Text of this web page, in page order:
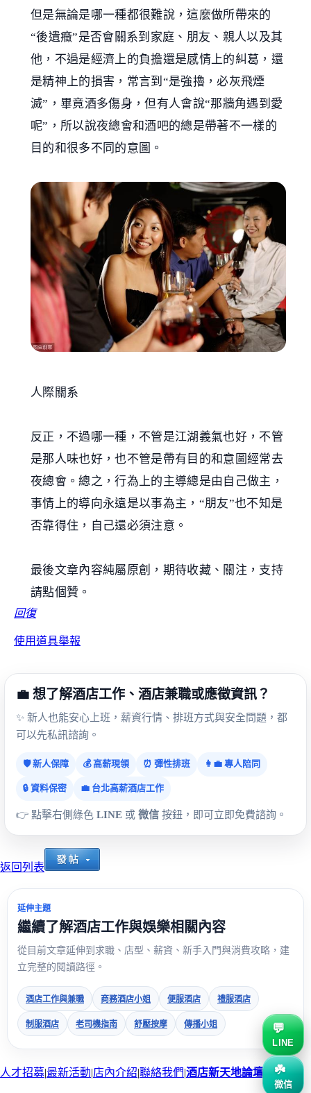
但是無論是哪一種都很難說，這麼做所帶來的
“後遺癥”是否會關系到家庭、朋友、親人以及其
他，不過是經濟上的負擔還是感情上的糾葛，還
是精神上的損害，常言到“是強擼，必灰飛煙
滅”，畢竟酒多傷身，但有人會說“那牆角遇到愛
呢”，所以說夜總會和酒吧的總是帶著不一樣的
目的和很多不同的意圖。
人際關系
反正，不過哪一種，不管是江湖義氣也好，不管
是那人味也好，也不管是帶有目的和意圖經常去
夜總會。總之，行為上的主導總是由自己做主，
事情上的導向永遠是以事為主，“朋友”也不知是
否靠得住，自己還必須注意。
最後文章內容純屬原創，期待收藏、關注，支持
請點個贊。
回復
使用道具舉報
💼 想了解酒店工作、酒店兼職或應徵資訊？
✨ 新人也能安心上班，薪資行情、排班方式與安全問題，都
可以先私訊諮詢。
🛡️ 新人保障 💰 高薪現領 ⏰ 彈性排班 👩‍💼 專人陪同
🔒 資料保密 💼 台北高薪酒店工作
👉 點擊右側綠色 LINE 或 微信 按鈕，即可立即免費諮詢。
返回列表
延伸主題
繼續了解酒店工作與娛樂相關內容
從目前文章延伸到求職、店型、薪資、新手入門與消費攻略，建
立完整的閱讀路徑。
酒店工作與兼職 商務酒店小姐 便服酒店 禮服酒店
制服酒店 老司機指南 舒壓按摩 傳播小姐
人才招募|最新活動|店內介紹|聯絡我們|酒店新天地論壇
LINE
微信